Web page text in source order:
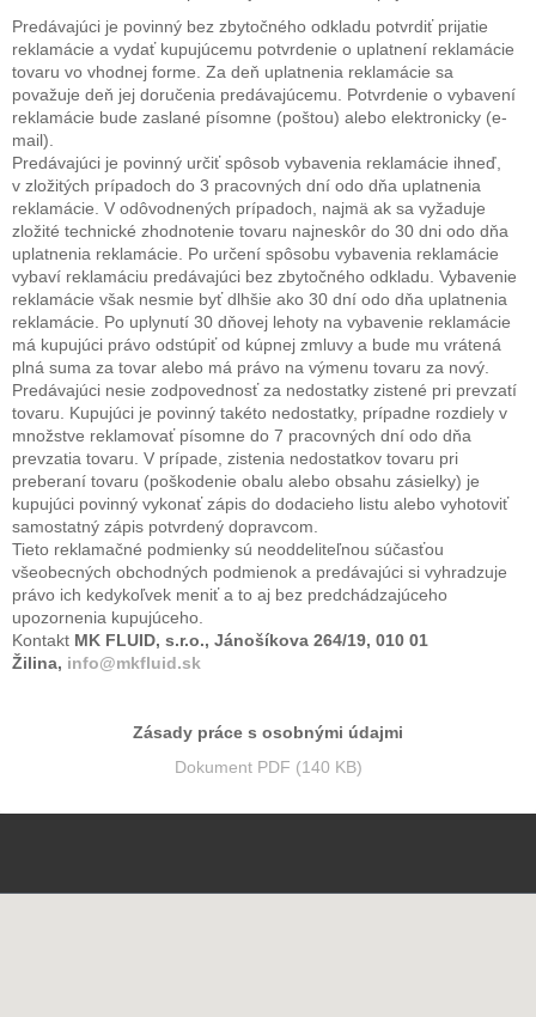
Predávajúci je povinný bez zbytočného odkladu potvrdiť prijatie
reklamácie a vydať kupujúcemu potvrdenie o uplatnení reklamácie
tovaru vo vhodnej forme. Za deň uplatnenia reklamácie sa
považuje deň jej doručenia predávajúcemu. Potvrdenie o vybavení
reklamácie bude zaslané písomne (poštou) alebo elektronicky (e-
mail).
Predávajúci je povinný určiť spôsob vybavenia reklamácie ihneď,
v zložitých prípadoch do 3 pracovných dní odo dňa uplatnenia
reklamácie. V odôvodnených prípadoch, najmä ak sa vyžaduje
zložité technické zhodnotenie tovaru najneskôr do 30 dni odo dňa
uplatnenia reklamácie. Po určení spôsobu vybavenia reklamácie
vybaví reklamáciu predávajúci bez zbytočného odkladu. Vybavenie
reklamácie však nesmie byť dlhšie ako 30 dní odo dňa uplatnenia
reklamácie. Po uplynutí 30 dňovej lehoty na vybavenie reklamácie
má kupujúci právo odstúpiť od kúpnej zmluvy a bude mu vrátená
plná suma za tovar alebo má právo na výmenu tovaru za nový.
Predávajúci nesie zodpovednosť za nedostatky zistené pri prevzatí
tovaru. Kupujúci je povinný takéto nedostatky, prípadne rozdiely v
množstve reklamovať písomne do 7 pracovných dní odo dňa
prevzatia tovaru. V prípade, zistenia nedostatkov tovaru pri
preberaní tovaru (poškodenie obalu alebo obsahu zásielky) je
kupujúci povinný vykonať zápis do dodacieho listu alebo vyhotoviť
samostatný zápis potvrdený dopravcom.
Tieto reklamačné podmienky sú neoddeliteľnou súčasťou
všeobecných obchodných podmienok a predávajúci si vyhradzuje
právo ich kedykoľvek meniť a to aj bez predchádzajúceho
upozornenia kupujúceho.
Kontakt MK FLUID, s.r.o., Jánošíkova 264/19, 010 01
Žilina, info@mkfluid.sk
Zásady práce s osobnými údajmi
Dokument PDF (140 KB)